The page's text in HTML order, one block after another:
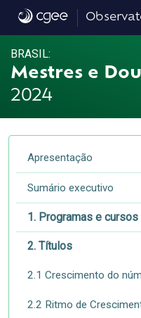
2.7 Títulos e
BRASIL:
Mestres e
2024
Apresentação
Sumário executivo
1. Programas e cursos
2. Títulos
2.1 Crescimento do
2.2 Ritmo de